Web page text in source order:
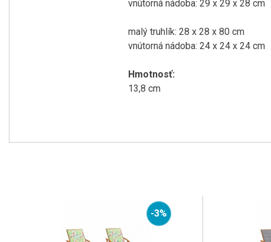
vnútorná nádoba: 29 x 29 x 28 cm
malý truhlík: 28 x 28 x 80 cm
vnútorná nádoba: 24 x 24 x 24 cm
Hmotnosť:
13,8 cm
-3%